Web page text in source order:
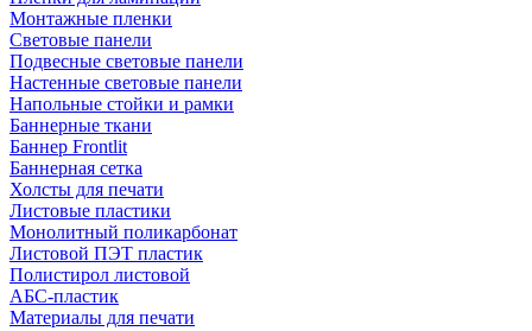
Монтажные пленки
Световые панели
Подвесные световые панели
Настенные световые панели
Напольные стойки и рамки
Баннерные ткани
Баннер Frontlit
Баннерная сетка
Холсты для печати
Листовые пластики
Монолитный поликарбонат
Листовой ПЭТ пластик
Полистирол листовой
АБС-пластик
Материалы для печати